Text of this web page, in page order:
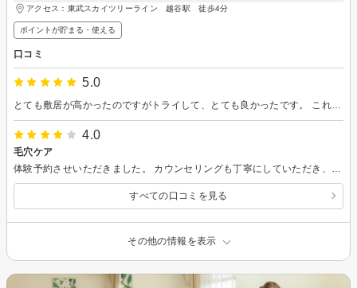
アクセス：東武スカイツリーライン 越谷駅 徒歩4分
ポイントが貯まる・使える
口コミ
5.0
とても敷居が高かったのですがトライして、とても良かったです。 これから改善する点、より良く過ごすためのアドバイスを浴びて来ました。 やる気スイッチを優しく押してくださいました。ありがとうございます。
4.0
毛穴ケア
すべての口コミを見る
その他の情報を表示